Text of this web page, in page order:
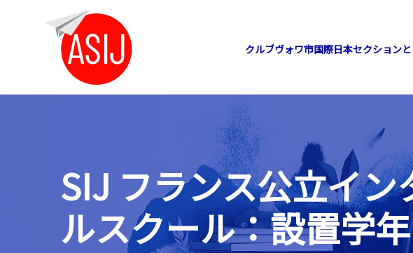
クルブヴォワ市国際日本セクション
SIJ フランス公立イ
ルスクール：設置学